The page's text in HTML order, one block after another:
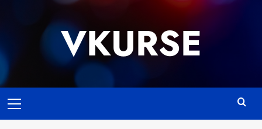
VKURSE
меню